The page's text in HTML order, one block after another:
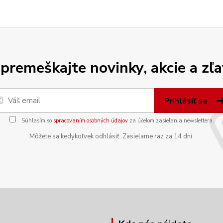
novinky, akcie a
Prihlásiť sa
Súhlasím so spracovaním osobných údajovza účelom zasielania newslettera.
Môžete sa kedykoľvek odhlásiť. Zasielame raz za 14 dní.